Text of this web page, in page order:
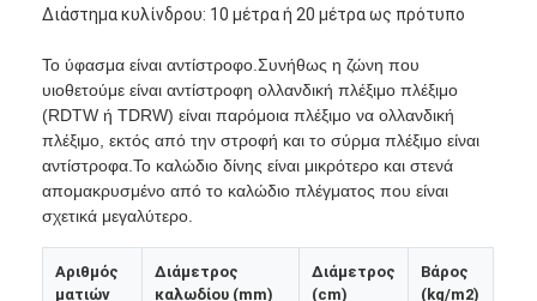
Διάστημα κυλίνδρου: 10 μέτρα ή 20 μέτρα ως πρότυπο
Το ύφασμα είναι αντίστροφο.Συνήθως η ζώνη που
υιοθετούμε είναι αντίστροφη ολλανδική πλέξιμο πλέξιμο
(RDTW ή TDRW) είναι παρόμοια πλέξιμο να ολλανδική
πλέξιμο, εκτός από την στροφή και το σύρμα πλέξιμο είναι
αντίστροφα.Το καλώδιο δίνης είναι μικρότερο και στενά
απομακρυσμένο από το καλώδιο πλέγματος που είναι
σχετικά μεγαλύτερο.
Αριθμός
ματιών
Διάμετρος
καλωδίου (mm)
Διάμετρος
(cm)
Βάρος
(kg/m2)